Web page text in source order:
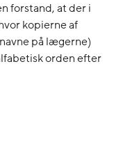
forstand, at der i
kopierne af
på lægerne)
orden efter